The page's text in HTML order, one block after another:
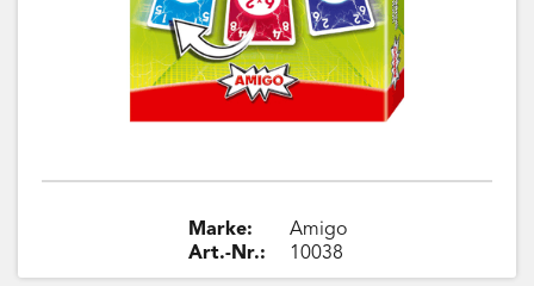
Marke:
Art.-Nr.:
Amigo
10038